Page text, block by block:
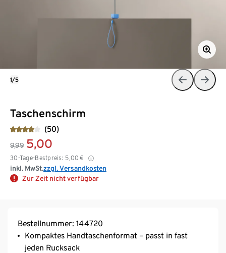
Taschenschirm
(50)
9,99 5,00
30-Tage-Bestpreis: 5,00 €
inkl. MwSt.zzgl. Versandkosten
Zur Zeit nicht verfügbar
1/5
Bestellnummer: 144720
Kompaktes Handtaschenformat – passt in fast
jeden Rucksack